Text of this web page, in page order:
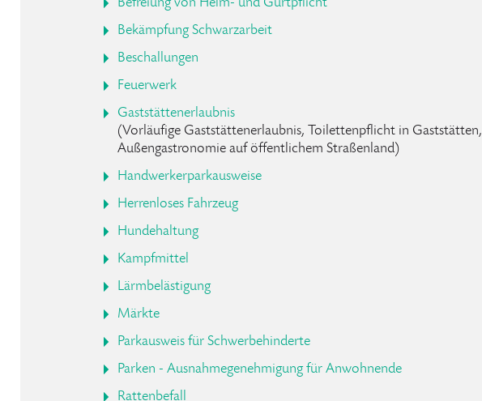
Befreiung von Helm- und Gurtpflicht
Bekämpfung Schwarzarbeit
Beschallungen
Feuerwerk
Gaststättenerlaubnis
(Vorläufige Gaststättenerlaubnis, Toilettenpflicht in Gaststätten,
Außengastronomie auf öffentlichem Straßenland)
Handwerkerparkausweise
Herrenloses Fahrzeug
Hundehaltung
Kampfmittel
Lärmbelästigung
Märkte
Parkausweis für Schwerbehinderte
Parken - Ausnahmegenehmigung für Anwohnende
Rattenbefall